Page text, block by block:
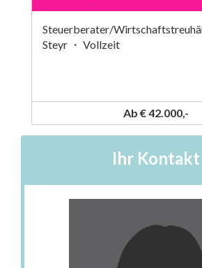
Steuerberater/
Steyr ・ Vollzeit
Ab € 42.000,-
Ihr Kontakt